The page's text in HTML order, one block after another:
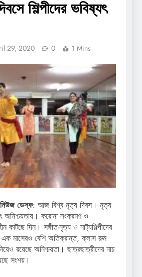
শিল্পীদের ভবিষ্যৎ
29, 2020 0 1 Mins
ডেস্ক: আজ বিশ্ব নৃত্য দিবস। নৃত্য
অনিশ্চয়তায়। করোনা সংক্রমণ ও
কাটছে দিন। সঙ্গীত-নৃত্য ও নাট্যশিল্পীদের
এক মাসেরও বেশি অতিক্রান্ত, ক্লাস রুম
রয়েছে অনিশ্চয়তা। ছাত্রছাত্রীদের নাচ
সংশয়।